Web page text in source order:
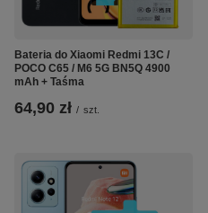
Bateria do Xiaomi Redmi 13C /
POCO C65 / M6 5G BN5Q 4900
mAh + Taśma
64,90 zł / szt.